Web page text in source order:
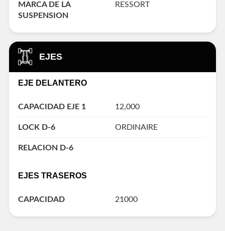
MARCA DE LA
SUSPENSION
RESSORT
EJES
EJE DELANTERO
CAPACIDAD EJE 1 12,000
LOCK D-6 ORDINAIRE
RELACION D-6
EJES TRASEROS
CAPACIDAD 21000